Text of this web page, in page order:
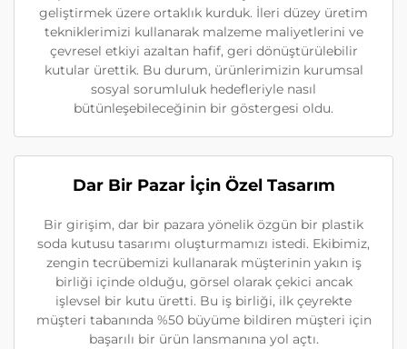
geliştirmek üzere ortaklık kurduk. İleri düzey üretim
tekniklerimizi kullanarak malzeme maliyetlerini ve
çevresel etkiyi azaltan hafif, geri dönüştürülebilir
kutular ürettik. Bu durum, ürünlerimizin kurumsal
sosyal sorumluluk hedefleriyle nasıl
bütünleşebileceğinin bir göstergesi oldu.
Dar Bir Pazar İçin Özel Tasarım
Bir girişim, dar bir pazara yönelik özgün bir plastik
soda kutusu tasarımı oluşturmamızı istedi. Ekibimiz,
zengin tecrübemizi kullanarak müşterinin yakın iş
birliği içinde olduğu, görsel olarak çekici ancak
işlevsel bir kutu üretti. Bu iş birliği, ilk çeyrekte
müşteri tabanında %50 büyüme bildiren müşteri için
başarılı bir ürün lansmanına yol açtı.